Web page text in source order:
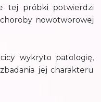
tej próbki potwierdzi
nowotworowej
wykryto patologię,
jej charakteru